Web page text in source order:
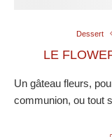
Dessert
LE
Un gâteau fleurs,
communion, ou tout